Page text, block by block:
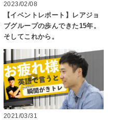
2023/02/08
【イベントレポート】レアジョ
ブグループの歩んできた15年。
そしてこれから。
2021/03/31